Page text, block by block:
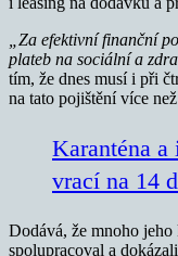
„Za efektivní finanční
plateb na sociální a
tím, že dnes musí i při
na tato pojištění více
Karanténa a
vrací na 14
Dodává, že mnoho
spolupracoval a